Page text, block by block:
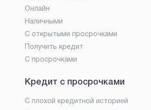
Онлайн
Наличными
С открытыми просрочками
Получить кредит
С просрочками
Кредит с просрочками
С плохой кредитной историей